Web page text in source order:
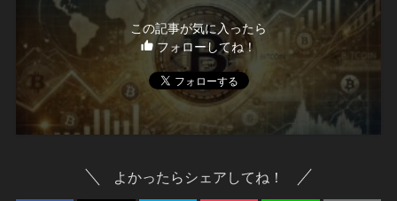
この記事が気に入ったら
フォローしてね！
よかったらシェアしてね！